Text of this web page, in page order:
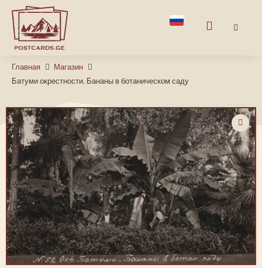
Главная
Магазин
Батуми окрестности. Бананы в ботаническом саду